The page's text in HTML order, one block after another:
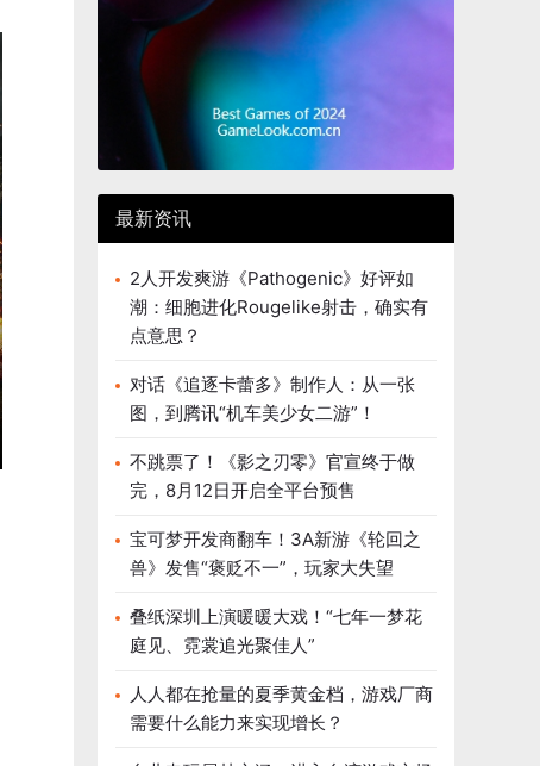
最新资讯
2人开发爽游《Pathogenic》好评如
潮：细胞进化Rougelike射击，确实有
点意思？
对话《追逐卡蕾多》制作人：从一张
图，到腾讯“机车美少女二游”！
不跳票了！《影之刃零》官宣终于做
完，8月12日开启全平台预售
宝可梦开发商翻车！3A新游《轮回之
兽》发售“褒贬不一”，玩家大失望
叠纸深圳上演暖暖大戏！“七年一梦花
庭见、霓裳追光聚佳人”
人人都在抢量的夏季黄金档，游戏厂商
需要什么能力来实现增长？